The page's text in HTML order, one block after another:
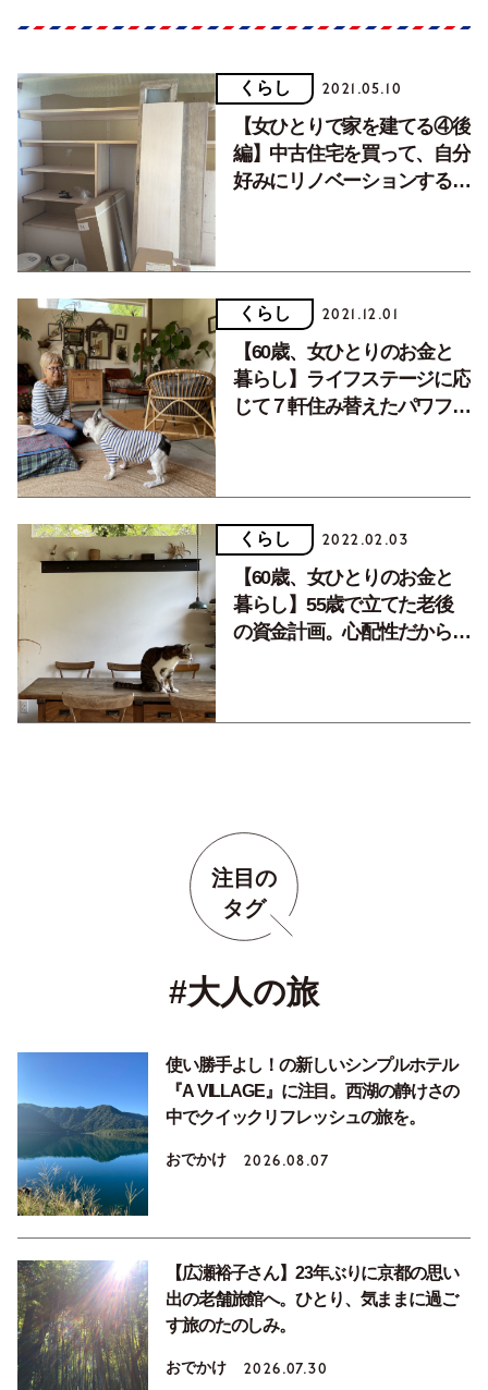
くらし 2021.05.10
【女ひとりで家を建てる④後
編】中古住宅を買って、自分
好みにリノベーションする楽
くらし 2021.12.01
【60歳、女ひとりのお金と
暮らし】ライフステージに応
じて７軒住み替えたパワフル
くらし 2022.02.03
【60歳、女ひとりのお金と
暮らし】55歳で立てた老後
の資金計画。心配性だからこ
注目の
タグ
#大人の旅
使い勝手よし！の新しいシンプルホテル
『A VILLAGE』に注目。西湖の静けさの
中でクイックリフレッシュの旅を。
おでかけ 2026.08.07
【広瀬裕子さん】23年ぶりに京都の思い
出の老舗旅館へ。ひとり、気ままに過ご
す旅のたのしみ。
おでかけ 2026.07.30